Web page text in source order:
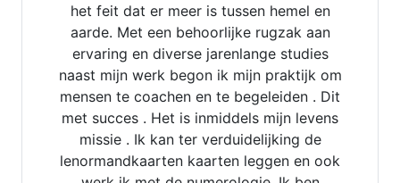
het feit dat er meer is tussen hemel en
aarde. Met een behoorlijke rugzak aan
ervaring en diverse jarenlange studies
naast mijn werk begon ik mijn praktijk om
mensen te coachen en te begeleiden . Dit
met succes . Het is inmiddels mijn levens
missie . Ik kan ter verduidelijking de
lenormandkaarten kaarten leggen en ook